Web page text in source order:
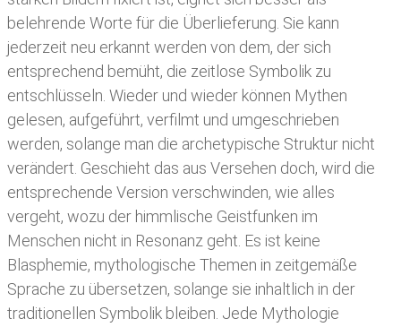
belehrende Worte für die Überlieferung. Sie kann
jederzeit neu erkannt werden von dem, der sich
entsprechend bemüht, die zeitlose Symbolik zu
entschlüsseln. Wieder und wieder können Mythen
gelesen, aufgeführt, verfilmt und umgeschrieben
werden, solange man die archetypische Struktur nicht
verändert. Geschieht das aus Versehen doch, wird die
entsprechende Version verschwinden, wie alles
vergeht, wozu der himmlische Geistfunken im
Menschen nicht in Resonanz geht. Es ist keine
Blasphemie, mythologische Themen in zeitgemäße
Sprache zu übersetzen, solange sie inhaltlich in der
traditionellen Symbolik bleiben. Jede Mythologie